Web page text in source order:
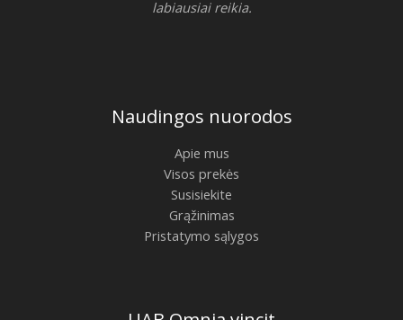
labiausiai reikia.
Naudingos nuorodos
Apie mus
Visos prekės
Susisiekite
Grąžinimas
Pristatymo sąlygos